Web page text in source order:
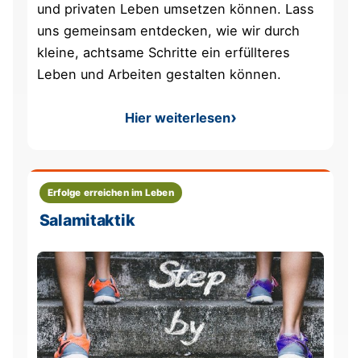
und privaten Leben umsetzen können. Lass
uns gemeinsam entdecken, wie wir durch
kleine, achtsame Schritte ein erfüllteres
Leben und Arbeiten gestalten können.
Hier weiterlesen: Schritt-für-Schritt-Ansatz
Erfolge erreichen im Leben
Salamitaktik